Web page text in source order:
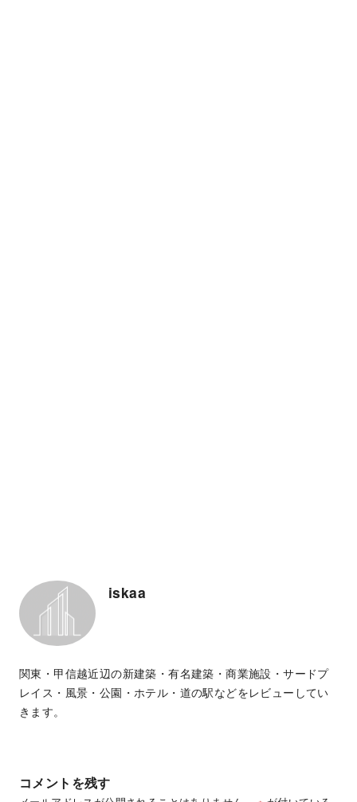
iskaa
関東・甲信越近辺の新建築・有名建築・商業施設・サードプ
レイス・風景・公園・ホテル・道の駅などをレビューしてい
きます。
コメントを残す